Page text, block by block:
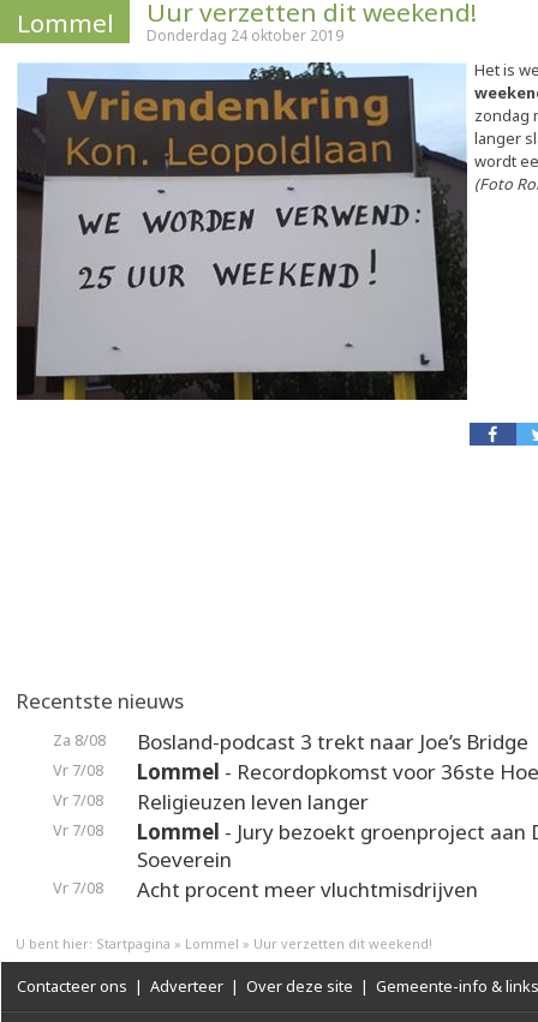
Lommel Uur verzetten dit weekend!
Donderdag 24 oktober 2019
Het is
zondag
langer
wordt
(Foto
Recentste nieuws
Za 8/08 Bosland-podcast 3 trekt naar Joe’s Bridge
Vr 7/08 Lommel - Recordopkomst voor 36ste
Vr 7/08 Religieuzen leven langer
Vr 7/08 Lommel - Jury bezoekt groenproject aan
Soeverein
Vr 7/08 Acht procent meer vluchtmisdrijven
U bent hier: Startpagina » Lommel » Uur verzetten dit weekend!
Contacteer ons | Adverteer | Over deze site | Gemeente-info & links